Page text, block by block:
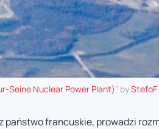
Seine Nuclear Power Plant)" byStefoF
państwo francuskie, prowadzi